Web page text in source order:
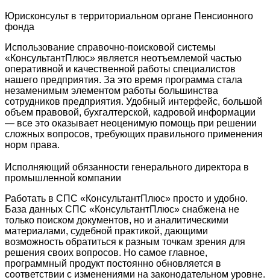
Юрисконсульт в территориальном органе Пенсионного
фонда
Использование справочно-поисковой системы
«КонсультантПлюс» является неотъемлемой частью
оперативной и качественной работы специалистов
нашего предприятия. За это время программа стала
незаменимым элементом работы большинства
сотрудников предприятия. Удобный интерфейс, большой
объем правовой, бухгалтерской, кадровой информации
— все это оказывает неоценимую помощь при решении
сложных вопросов, требующих правильного применения
норм права.
Исполняющий обязанности генерального директора в
промышленной компании
Работать в СПС «КонсультантПлюс» просто и удобно.
База данных СПС «КонсультантПлюс» снабжена не
только поиском документов, но и аналитическими
материалами, судебной практикой, дающими
возможность обратиться к разным точкам зрения для
решения своих вопросов. Но самое главное,
программный продукт постоянно обновляется в
соответствии с изменениями на законодательном уровне.